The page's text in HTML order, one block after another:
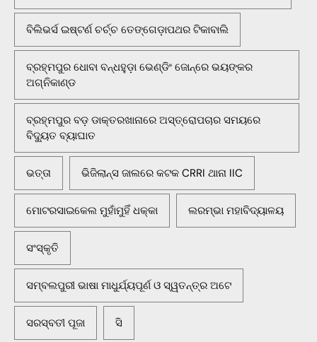
ବିଲିଭର୍ସ ଇଷ୍ଟର୍ଣ ଚର୍ଚ୍ଚ ତେଙ୍ଗେଡ଼ାପଥର ଟିକାବାଲି
ବ୍ରହ୍ମପୁର ଧୋବା ବନ୍ଧହୁଡ଼ା ଭେଣ୍ଡିଂ ଜୋନ୍‌ରେ ଭୟଙ୍କର
ଅଗ୍ନିକାଣ୍ଡ
ବ୍ରହ୍ମପୁର ବଡ଼ ଡାକ୍ତରଖାନାରେ ଅସ୍ତ୍ରୋପଚାର ସମୟରେ
ବିଦ୍ୟୁତ ବ୍ୟାଘାତ
ଭତ୍ତା ଭିଜିଲାନ୍ସ ଜାଲରେ କଟକ CRRI ଥାନା IIC
ମୋଟରସାଇକେଲ ମୁହାଁମୁହିଁ ଧକ୍କା ଲରମ୍ଭା ମହାବିଦ୍ୟାଳୟ
ସଂସ୍କୃତି
ସମ୍ବଲପୁରୀ ଭାଷା ମାଧୁର୍ଯ୍ୟପୂର୍ଣ ଓ ସ୍ୱତନ୍ତ୍ର ଅଟେ
ସରସ୍ବତୀ ପୂଜା ସି